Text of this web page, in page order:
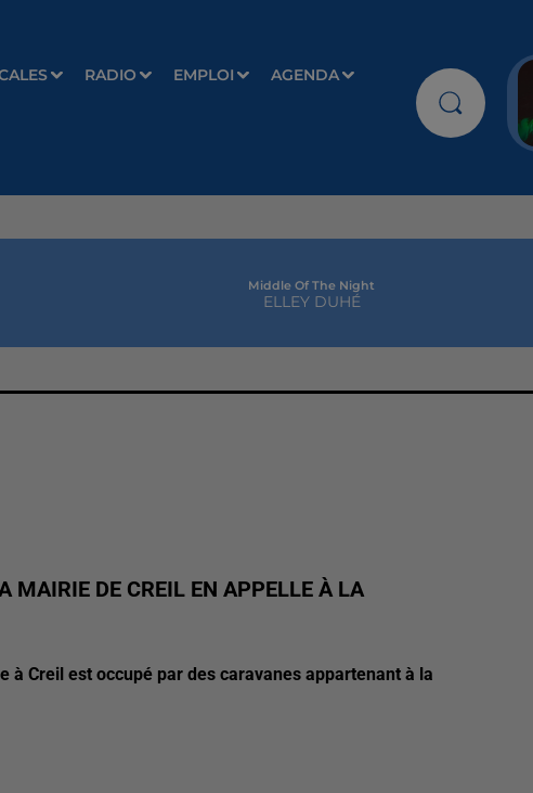
RADIO EMPLOI AGENDA
Middle Of The Night
ELLEY DUHÉ
MAIRIE DE CREIL EN APPELLE À LA
à Creil est occupé par des caravanes appartenant à la